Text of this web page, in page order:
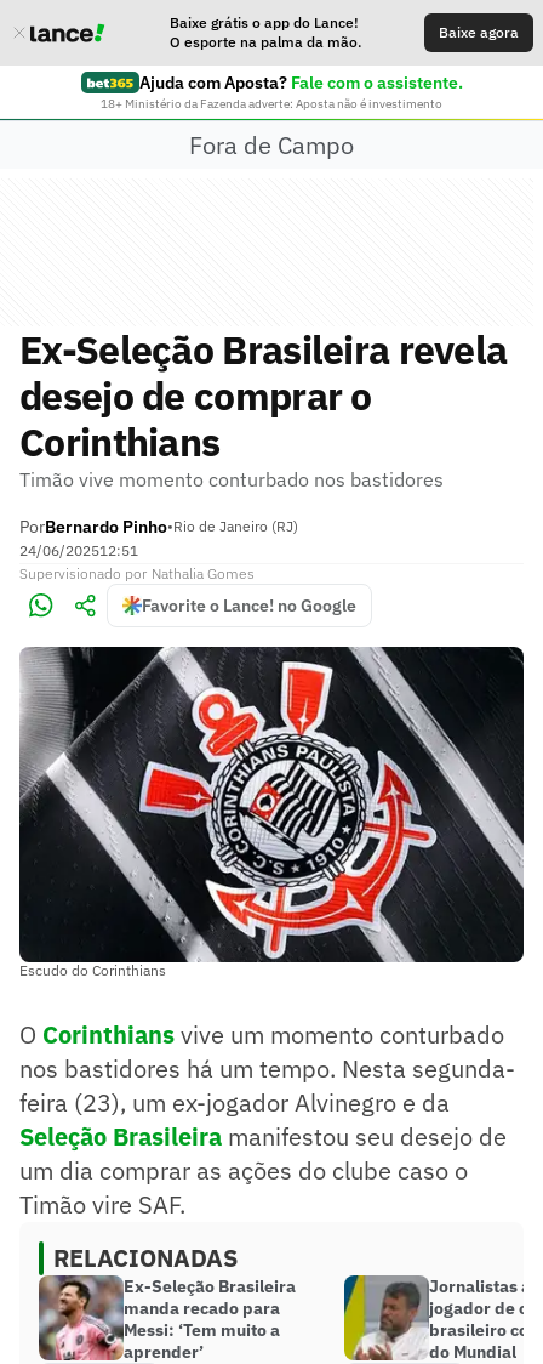
Baixe grátis o app do Lance!
O esporte na palma da mão.
Baixe agora
Ajuda com Aposta? Fale com o assistente.
18+ Ministério da Fazenda adverte: Aposta não é investimento
Fora de Campo
Ex-Seleção Brasileira revela
desejo de comprar o
Corinthians
Timão vive momento conturbado nos bastidores
PorBernardo Pinho•Rio de Janeiro (RJ)
24/06/202512:51
Supervisionado por Nathalia Gomes
Favorite o Lance! no Google
Escudo do Corinthians
O Corinthiansvive um momento conturbado
nos bastidores há um tempo. Nesta segunda-
feira (23), um ex-jogador Alvinegro e da
Seleção Brasileira manifestou seu desejo de
um dia comprar as ações do clube caso o
Timão vire SAF.
RELACIONADAS
Ex-Seleção Brasileira
manda recado para
Messi: ‘Tem muito a
aprender’
Jornalistas
jogador de
brasileiro
do Mundial